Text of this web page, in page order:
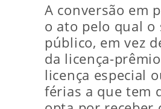
A conversão em
o ato pelo qual o
público, em vez
da licença-
licença especial
férias a que tem